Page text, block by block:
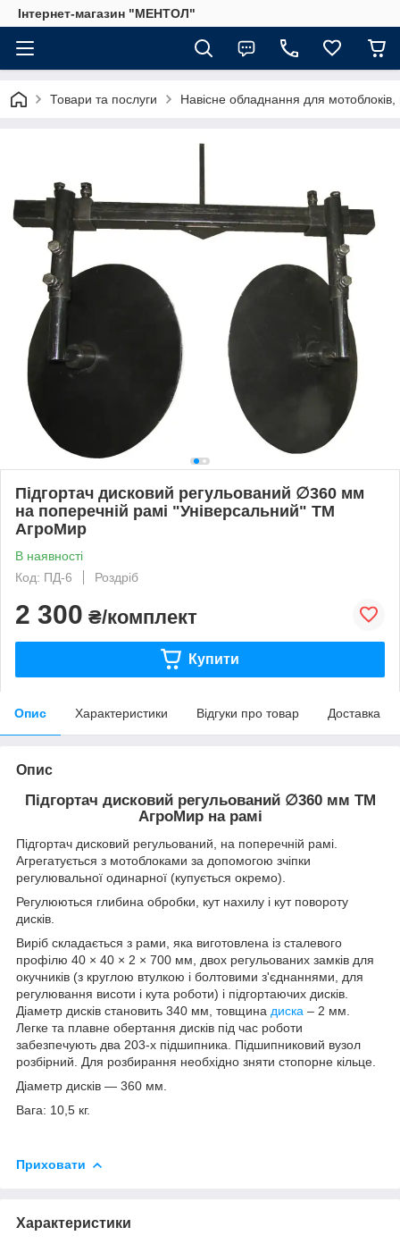
Інтернет-магазин "МЕНТОЛ"
Товари та послуги Навісне обладнання для мотоблоків,
Підгортач дисковий регульований ∅360 мм
на поперечній рамі "Універсальний" ТМ
АгроМир
В наявності
Код: ПД-6
Роздріб
2 300 ₴/комплект
Купити
Опис Характеристики Відгуки про товар Доставка
Опис
Підгортач дисковий регульований ∅360 мм ТМ
АгроМир на рамі
Підгортач дисковий регульований, на поперечній рамі.
Агрегатується з мотоблоками за допомогою зчіпки
регулювальної одинарної (купується окремо).
Регулюються глибина обробки, кут нахилу і кут повороту
дисків.
Виріб складається з рами, яка виготовлена ​​із сталевого
профілю 40 × 40 × 2 × 700 мм, двох регульованих замків для
окучників (з круглою втулкою і болтовими з'єднаннями, для
регулювання висоти і кута роботи) і підгортаючих дисків.
Діаметр дисків становить 340 мм, товщина диска – 2 мм.
Легке та плавне обертання дисків під час роботи
забезпечують два 203-х підшипника. Підшипниковий вузол
розбірний. Для розбирання необхідно зняти стопорне кільце.
Діаметр дисків ― 360 мм.
Вага: 10,5 кг.
Приховати
Характеристики